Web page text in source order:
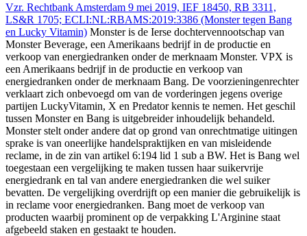
Vzr. Rechtbank Amsterdam 9 mei 2019, IEF 18450, RB 3311,
LS&R 1705; ECLI:NL:RBAMS:2019:3386 (Monster tegen Bang
en Lucky Vitamin) Monster is de Ierse dochtervennootschap van
Monster Beverage, een Amerikaans bedrijf in de productie en
verkoop van energiedranken onder de merknaam Monster. VPX is
een Amerikaans bedrijf in de productie en verkoop van
energiedranken onder de merknaam Bang. De voorzieningenrechter
verklaart zich onbevoegd om van de vorderingen jegens overige
partijen LuckyVitamin, X en Predator kennis te nemen. Het geschil
tussen Monster en Bang is uitgebreider inhoudelijk behandeld.
Monster stelt onder andere dat op grond van onrechtmatige uitingen
sprake is van oneerlijke handelspraktijken en van misleidende
reclame, in de zin van artikel 6:194 lid 1 sub a BW. Het is Bang wel
toegestaan een vergelijking te maken tussen haar suikervrije
energiedrank en tal van andere energiedranken die wel suiker
bevatten. De vergelijking overdrijft op een manier die gebruikelijk is
in reclame voor energiedranken. Bang moet de verkoop van
producten waarbij prominent op de verpakking L'Arginine staat
afgebeeld staken en gestaakt te houden.